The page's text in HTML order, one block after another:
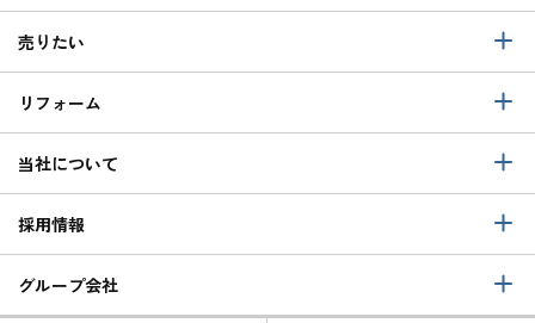
売りたい
リフォーム
当社について
採用情報
グループ会社